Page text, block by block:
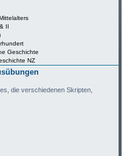
II
Geschichte
NZ
die verschiedenen Skripten,